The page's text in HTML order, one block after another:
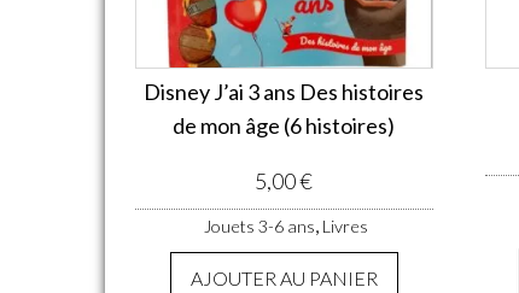
Disney J’ai 3 ans Des histoires
de mon âge (6 histoires)
5,00€
Jouets 3-6 ans, Livres
AJOUTER AU PANIER